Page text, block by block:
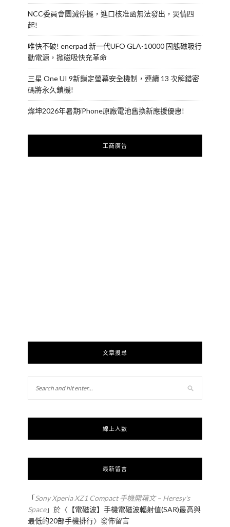
NCC委員會團滅停擺，進口核准函無法發出，災情四
起!
唯快不破! enerpad 新一代UFO GLA-10000 固態磁吸行
動電源，掀磁吸快充革命
三星 One UI 9新鎖定螢幕安全機制，連續 13 次解錯密
碼將永久鎖機!
燦坤2026年暑期iPhone原廠電池舊換新應援優惠!
工商廣告
文章搜尋
線上人數
最新留言
「Sony Xperia XZ1 Compact 手機開箱文 – Heresy's
Space」於〈 【電磁波】手機電磁波輻射值(SAR)最高與
最低的20部手機排行〉發佈留言